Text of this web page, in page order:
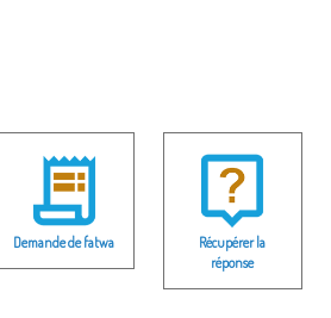
Demande de fatwa
Récupérer la
réponse